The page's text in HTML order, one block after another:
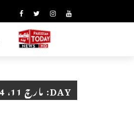
DAY: مارچ 11، 2024